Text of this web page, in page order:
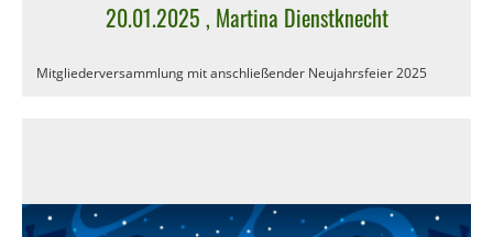
20.01.2025 , Martina Dienstknecht
Mitgliederversammlung mit anschließender Neujahrsfeier 2025